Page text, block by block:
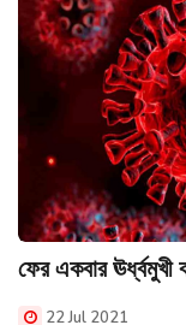
ফের একবার
22 Jul 2021